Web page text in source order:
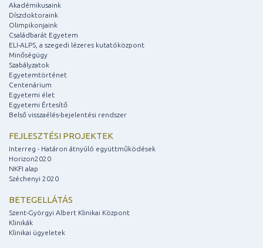
Akadémikusaink
Díszdoktoraink
Olimpikonjaink
Családbarát Egyetem
ELI-ALPS, a szegedi lézeres kutatóközpont
Minőségügy
Szabályzatok
Egyetemtörténet
Centenárium
Egyetemi élet
Egyetemi Értesítő
Belső visszaélés-bejelentési rendszer
FEJLESZTÉSI PROJEKTEK
Interreg - Határon átnyúló együttműködések
Horizon2020
NKFI alap
Széchenyi 2020
BETEGELLÁTÁS
Szent-Györgyi Albert Klinikai Központ
Klinikák
Klinikai ügyeletek